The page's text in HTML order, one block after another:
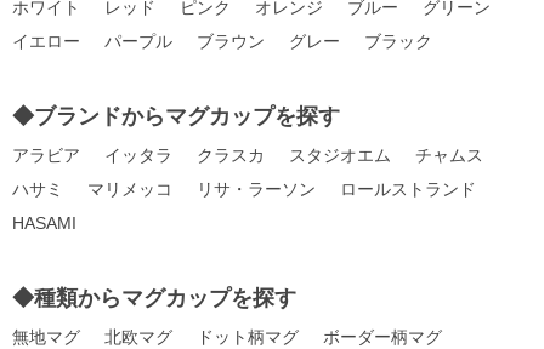
ホワイト レッド ピンク オレンジ ブルー
グリーン
イエロー
パープル ブラウン グレー ブラック
◆ブランドからマグカップを探す
アラビア イッタラ クラスカ スタジオエム
チャムス
ハサミ
マリメッコ リサ・ラーソン
ロールストランド
HASAMI
◆種類からマグカップを探す
無地マグ 北欧マグ ドット柄マグ
ボーダー柄マグ